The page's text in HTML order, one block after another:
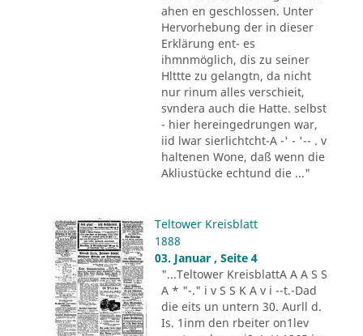
ahen en geschlossen. Unter
Hervorhebung der in dieser
Erklärung ent- es
ihmnmöglich, dis zu seiner
Hlttte zu gelangtn, da nicht
nur rinum alles verschieit,
svndera auch die Hatte. selbst
- hier hereingedrungen war,
iid lwar sierlichtcht-A -' - '-- . v
haltenen Wone, daß wenn die
Akliustücke echtund die ..."
Teltower Kreisblatt
1888
03. Januar , Seite 4
"...Teltower KreisblattA A A S S
A * "-." i v S S K A v i --t.-Dad
die eits un untern 30. Aurll d.
Is. 1inm den rbeiter on1lev